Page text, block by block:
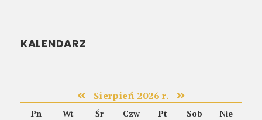
KALENDARZ
Sierpień 2026 r.
Pn Wt Śr Czw Pt Sob
Nie